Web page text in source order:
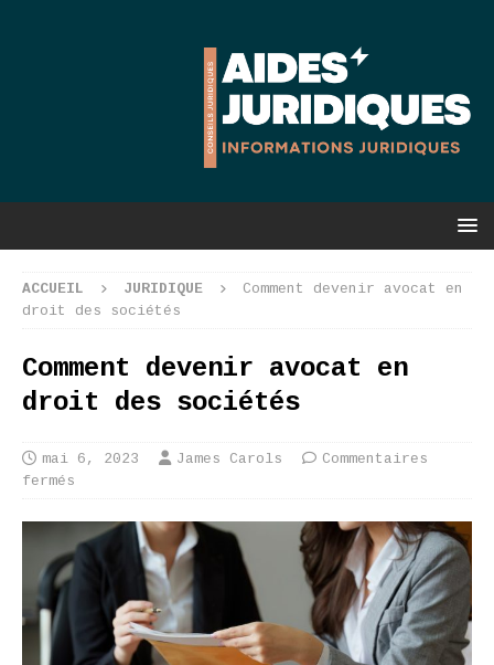
ACCUEIL JURIDIQUE
Comment devenir avocat en
droit des sociétés
Comment devenir avocat en
droit des sociétés
mai 6, 2023 James Carols
Commentaires
fermés